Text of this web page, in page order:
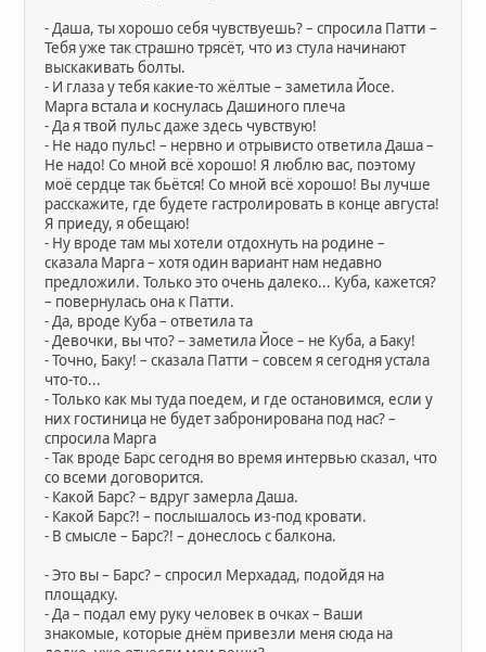
- Даша, ты хорошо себя чувствуешь? – спросила Патти –
Тебя уже так страшно трясёт, что из стула начинают
выскакивать болты.
- И глаза у тебя какие-то жёлтые – заметила Йосе.
Марга встала и коснулась Дашиного плеча
- Да я твой пульс даже здесь чувствую!
- Не надо пульс! – нервно и отрывисто ответила Даша –
Не надо! Со мной всё хорошо! Я люблю вас, поэтому
моё сердце так бьётся! Со мной всё хорошо! Вы лучше
расскажите, где будете гастролировать в конце августа!
Я приеду, я обещаю!
- Ну вроде там мы хотели отдохнуть на родине –
сказала Марга – хотя один вариант нам недавно
предложили. Только это очень далеко... Куба, кажется?
– повернулась она к Патти.
- Да, вроде Куба – ответила та
- Девочки, вы что? – заметила Йосе – не Куба, а Баку!
- Точно, Баку! – сказала Патти – совсем я сегодня устала
что-то...
- Только как мы туда поедем, и где остановимся, если у
них гостиница не будет забронирована под нас? –
спросила Марга
- Так вроде Барс сегодня во время интервью сказал, что
со всеми договорится.
- Какой Барс? – вдруг замерла Даша.
- Какой Барс?! – послышалось из-под кровати.
- В смысле – Барс?! – донеслось с балкона.
- Это вы – Барс? – спросил Мерхадад, подойдя на
площадку.
- Да – подал ему руку человек в очках – Ваши
знакомые, которые днём привезли меня сюда на